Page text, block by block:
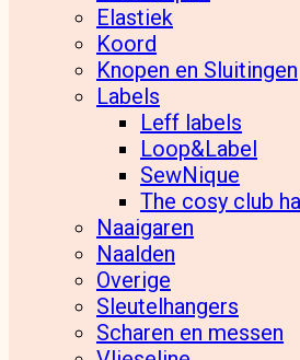
Elastiek
Koord
Knopen en Sluitingen
Labels
Leff labels
Loop&Label
SewNique
The cosy club
Naaigaren
Naalden
Overige
Sleutelhangers
Scharen en messen